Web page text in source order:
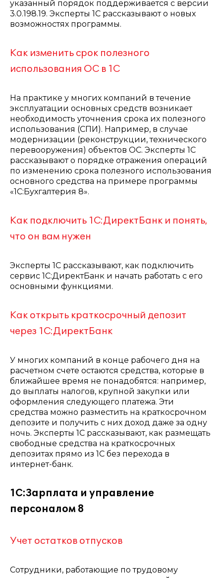
указанный порядок поддерживается с версии
3.0.198.19. Эксперты 1С рассказывают о новых
возможностях программы.
Как изменить срок полезного
использования ОС в 1С
На практике у многих компаний в течение
эксплуатации основных средств возникает
необходимость уточнения срока их полезного
использования (СПИ). Например, в случае
модернизации (реконструкции, технического
перевооружения) объектов ОС. Эксперты 1С
рассказывают о порядке отражения операций
по изменению срока полезного использования
основного средства на примере программы
«1С:Бухгалтерия 8».
Как подключить 1С:ДиректБанк и понять,
что он вам нужен
Эксперты 1С рассказывают, как подключить
сервис 1С:ДиректБанк и начать работать с его
основными функциями.
Как открыть краткосрочный депозит
через 1С:ДиректБанк
У многих компаний в конце рабочего дня на
расчетном счете остаются средства, которые в
ближайшее время не понадобятся: например,
до выплаты налогов, крупной закупки или
оформления следующего платежа. Эти
средства можно разместить на краткосрочном
депозите и получить с них доход даже за одну
ночь. Эксперты 1С рассказывают, как размещать
свободные средства на краткосрочных
депозитах прямо из 1С без перехода в
интернет-банк.
1С:Зарплата и управление
персоналом 8
Учет остатков отпусков
Сотрудники, работающие по трудовому